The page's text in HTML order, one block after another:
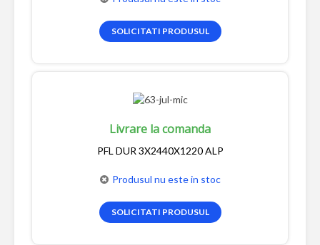
SOLICITATI PRODUSUL
Livrare la comanda
PFL DUR 3X2440X1220 ALP
Produsul nu este in stoc
SOLICITATI PRODUSUL